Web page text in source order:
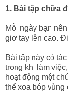
1. Bài tập chữa
Mỗi ngày bạn
giơ tay lên cao.
Bài tập này có
trong khi làm
hoạt động một
thể xoa bóp vùng